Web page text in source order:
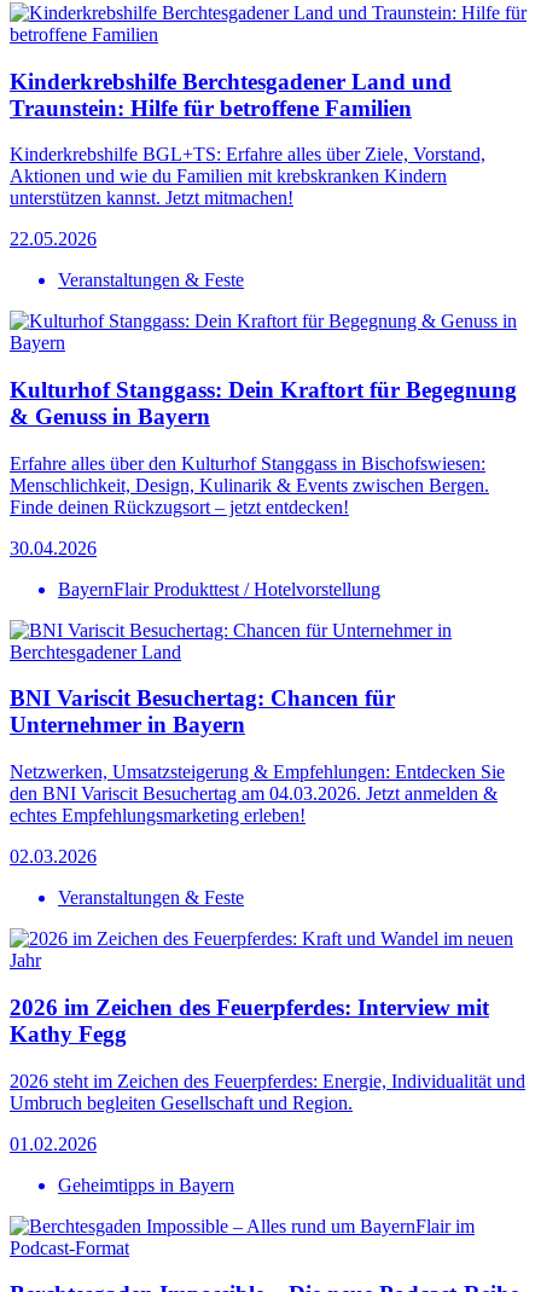
Kinderkrebshilfe Berchtesgadener Land und
Traunstein: Hilfe für betroffene Familien
Kinderkrebshilfe BGL+TS: Erfahre alles über Ziele, Vorstand,
Aktionen und wie du Familien mit krebskranken Kindern
unterstützen kannst. Jetzt mitmachen!
22.05.2026
Veranstaltungen & Feste
Kulturhof Stanggass: Dein Kraftort für Begegnung
& Genuss in Bayern
Erfahre alles über den Kulturhof Stanggass in Bischofswiesen:
Menschlichkeit, Design, Kulinarik & Events zwischen Bergen.
Finde deinen Rückzugsort – jetzt entdecken!
30.04.2026
BayernFlair Produkttest / Hotelvorstellung
BNI Variscit Besuchertag: Chancen für
Unternehmer in Bayern
Netzwerken, Umsatzsteigerung & Empfehlungen: Entdecken Sie
den BNI Variscit Besuchertag am 04.03.2026. Jetzt anmelden &
echtes Empfehlungsmarketing erleben!
02.03.2026
Veranstaltungen & Feste
2026 im Zeichen des Feuerpferdes: Interview mit
Kathy Fegg
2026 steht im Zeichen des Feuerpferdes: Energie, Individualität und
Umbruch begleiten Gesellschaft und Region.
01.02.2026
Geheimtipps in Bayern